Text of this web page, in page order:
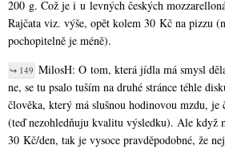
200 g. Což je i u levných českých
Rajčata viz. výše, opět kolem 30 Kč na pizzu
pochopitelně je méně).
↪ 149 MilosH: O tom, která jídla má smysl
ne, se tu psalo tuším na druhé stránce téhle
člověka, který má slušnou hodinovou mzdu, je
(teď nezohledňuju kvalitu výsledku). Ale když
30 Kč/den, tak je vysoce pravděpodobné, že